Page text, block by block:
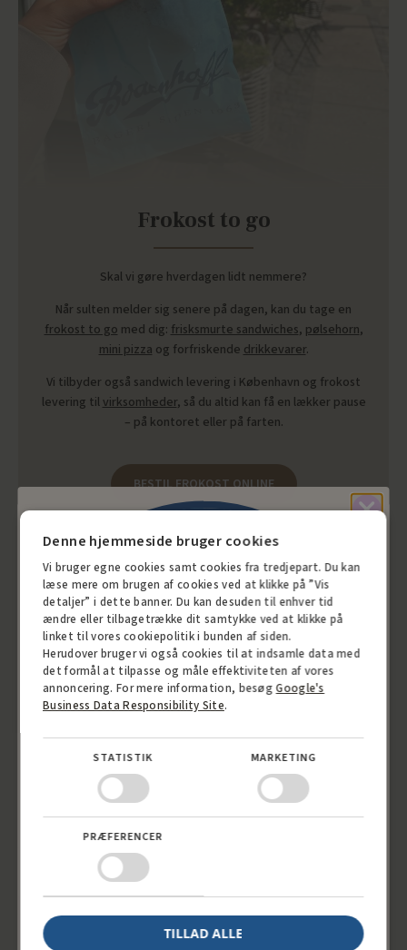
Frokost to go
Skal vi gøre hverdagen lidt nemmere?
Når sulten melder sig senere på dagen, kan du tage en
frokost to go med dig: frisksmurte sandwiches, pølsehorn,
mini pizza og forfriskende drikkevarer.
Vi tilbyder også sandwich levering i København og frokost
levering tilvirksomheder, så du altid kan få en lækker pause
– på kontoret eller på farten.
BESTIL FROKOST ONLINE
Morgenbrød
Denne hjemmeside bruger cookies
Vi bruger egne cookies samt cookies fra tredjepart. Du kan
læse mere om brugen af cookies ved at klikke på ”Vis
detaljer” i dette banner. Du kan desuden til enhver tid
ændre eller tilbagetrække dit samtykke ved at klikke på
linket til vores cookiepolitik i bunden af siden.
Herudover bruger vi også cookies til at indsamle data med
det formål at tilpasse og måle effektiviteten af vores
annoncering. For mere information, besøgGoogle's
Business Data Responsibility Site.
STATISTIK MARKETING
PRÆFERENCER
TILLAD ALLE
Nitte
Gratis gave
App point
Nitte
Gratis gave
10% rabat
App point
Drej og vind
Indtast navn og e-mail for at spille.